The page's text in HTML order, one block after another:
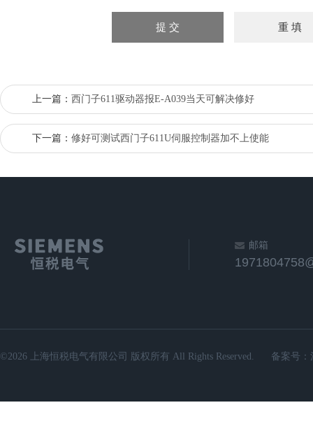
上一篇： 西门子611驱动器报E-A039当天可解决修好
下一篇： 修好可测试西门子611U伺服控制器加不上使能
邮箱
©2026 上海恒税电气有限公司 版权所有 All Rights Reserved. 备案号：